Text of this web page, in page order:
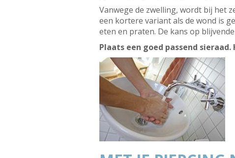
Vanwege de zwelling, wordt bij het
een kortere variant als de wond is
eten en praten. De kans op
Plaats een goed passend